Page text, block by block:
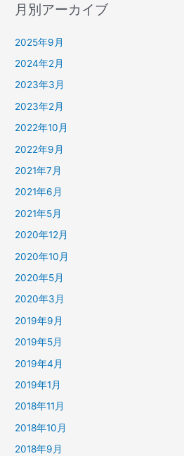
月別アーカイブ
2025年9月
2024年2月
2023年3月
2023年2月
2022年10月
2022年9月
2021年7月
2021年6月
2021年5月
2020年12月
2020年10月
2020年5月
2020年3月
2019年9月
2019年5月
2019年4月
2019年1月
2018年11月
2018年10月
2018年9月